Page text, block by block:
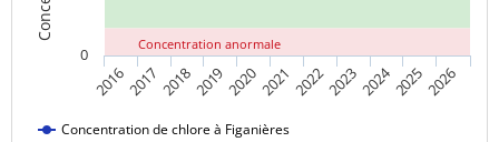
Concentration anormale
Concentration de chlore à Figanières
20162017 201820192020202120222023202420252026
0